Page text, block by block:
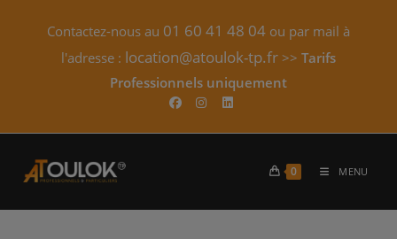
Contactez-nous au 01 60 41 48 04 ou par mail à
l'adresse : location@atoulok-tp.fr >> Tarifs
Professionnels uniquement​
0 MENU